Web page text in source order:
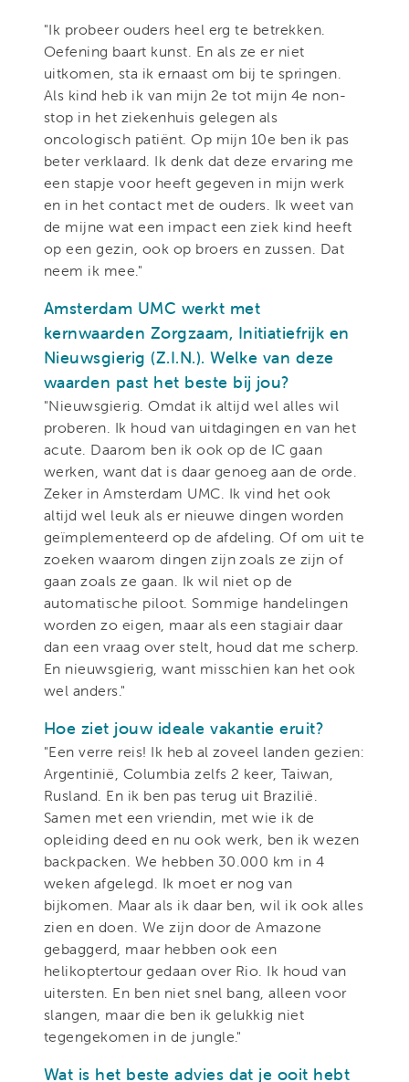
"Ik probeer ouders heel erg te betrekken.
Oefening baart kunst. En als ze er niet
uitkomen, sta ik ernaast om bij te springen.
Als kind heb ik van mijn 2e tot mijn 4e non-
stop in het ziekenhuis gelegen als
oncologisch patiënt. Op mijn 10e ben ik pas
beter verklaard. Ik denk dat deze ervaring me
een stapje voor heeft gegeven in mijn werk
en in het contact met de ouders. Ik weet van
de mijne wat een impact een ziek kind heeft
op een gezin, ook op broers en zussen. Dat
neem ik mee."
Amsterdam UMC werkt met
kernwaarden Zorgzaam, Initiatiefrijk en
Nieuwsgierig (Z.I.N.). Welke van deze
waarden past het beste bij jou?
"Nieuwsgierig. Omdat ik altijd wel alles wil
proberen. Ik houd van uitdagingen en van het
acute. Daarom ben ik ook op de IC gaan
werken, want dat is daar genoeg aan de orde.
Zeker in Amsterdam UMC. Ik vind het ook
altijd wel leuk als er nieuwe dingen worden
geïmplementeerd op de afdeling. Of om uit te
zoeken waarom dingen zijn zoals ze zijn of
gaan zoals ze gaan. Ik wil niet op de
automatische piloot. Sommige handelingen
worden zo eigen, maar als een stagiair daar
dan een vraag over stelt, houd dat me scherp.
En nieuwsgierig, want misschien kan het ook
wel anders."
Hoe ziet jouw ideale vakantie eruit?
"Een verre reis! Ik heb al zoveel landen gezien:
Argentinië, Columbia zelfs 2 keer, Taiwan,
Rusland. En ik ben pas terug uit Brazilië.
Samen met een vriendin, met wie ik de
opleiding deed en nu ook werk, ben ik wezen
backpacken. We hebben 30.000 km in 4
weken afgelegd. Ik moet er nog van
bijkomen. Maar als ik daar ben, wil ik ook alles
zien en doen. We zijn door de Amazone
gebaggerd, maar hebben ook een
helikoptertour gedaan over Rio. Ik houd van
uitersten. En ben niet snel bang, alleen voor
slangen, maar die ben ik gelukkig niet
tegengekomen in de jungle."
Wat is het beste advies dat je ooit hebt